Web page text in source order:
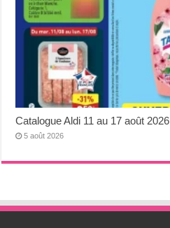
Catalogue Aldi 11 au 17 août 2026
5 août 2026